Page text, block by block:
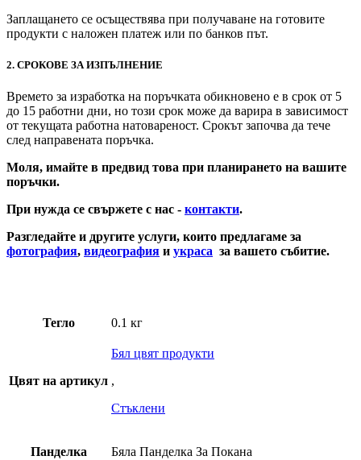
Заплащането се осъществява при получаване на готовите
продукти с наложен платеж или по банков път.
2. СРОКОВЕ ЗА ИЗПЪЛНЕНИЕ
Времето за изработка на поръчката обикновено е в срок от 5
до 15 работни дни, но този срок може да варира в зависимост
от текущата работна натовареност. Срокът започва да тече
след направената поръчка.
Моля, имайте в предвид това при планирането на вашите
поръчки.
При нужда се свържете с нас - контакти.
Разгледайте и другите услуги, които предлагаме за
фотография, видеография и украса за вашето събитие.
Тегло 0.1 кг
Цвят на артикул
Бял цвят продукти
,
Стъклени
Панделка Бяла Панделка За Покана